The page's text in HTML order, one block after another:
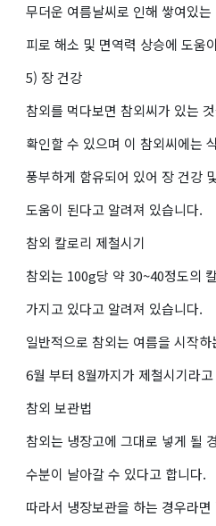
무더운 여름날씨로 인해 쌓여있는
피로 해소 및 면역력 상승에 도움
5) 장 건강
참외를 먹다보면 참외씨가 있는
확인할 수 있으며 이 참외씨에는
풍부하게 함유되어 있어 장 건강
도움이 된다고 알려져 있습니다.
참외 칼로리 제철시기
참외는 100g당 약 30~40정도의
가지고 있다고 알려져 있습니다.
일반적으로 참외는 여름을 시작하
6월 부터 8월까지가 제철시기라
참외 보관법
참외는 냉장고에 그대로 넣게 될
수분이 날아갈 수 있다고 합니다.
따라서 냉장보관을 하는 경우라면